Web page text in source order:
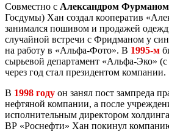
Совместно с Александром Фурманом
Госдумы) Хан создал кооператив
занимался пошивом и продажей
случайной встречи с Фридманом у
на работу в «Альфа-Фото». В 1995-м
сырьевой департамент «Альфа-Эко» (с
через год стал президентом компании.
В 1998 году он занял пост зампреда
нефтяной компании, а после
исполнительным директором
ВР «Роснефти» Хан покинул